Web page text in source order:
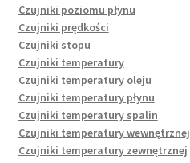
Czujniki poziomu płynu
Czujniki prędkości
Czujniki stopu
Czujniki temperatury
Czujniki temperatury oleju
Czujniki temperatury płynu
Czujniki temperatury spalin
Czujniki temperatury wewnętrznej
Czujniki temperatury zewnętrznej